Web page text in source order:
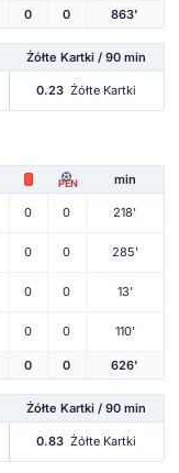
0 0 863'
Żółte Kartki / 90 min
0.23 Żółte Kartki
PEN min
0 0 218'
0 0 285'
0 0 13'
0 0 110'
0 0 626'
Żółte Kartki / 90 min
0.83 Żółte Kartki